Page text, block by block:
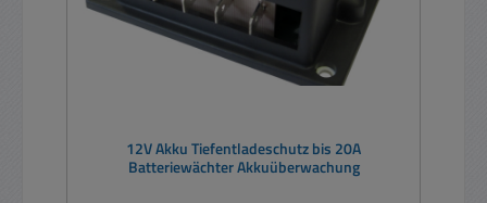
12V Akku Tiefentladeschutz bis 20A
Batteriewächter Akkuüberwachung